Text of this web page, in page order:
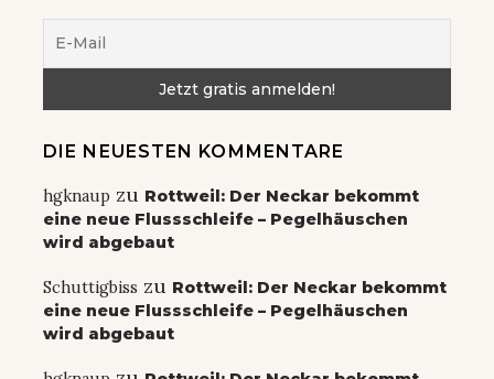
DIE NEUESTEN KOMMENTARE
hgknaup zu Rottweil: Der Neckar bekommt
eine neue Flussschleife – Pegelhäuschen
wird abgebaut
Schuttigbiss zu Rottweil: Der Neckar bekommt
eine neue Flussschleife – Pegelhäuschen
wird abgebaut